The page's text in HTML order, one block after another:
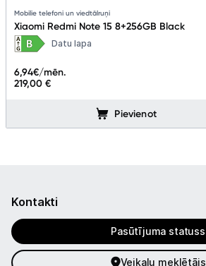
Mobilie telefoni un viedtālruņi
Xiaomi Redmi Note 15 8+256GB Black
Datu lapa
219,00 €
6,94€/mēn.
Pievienot
Kontakti
Pasūtījuma statuss
Veikalu meklētājs